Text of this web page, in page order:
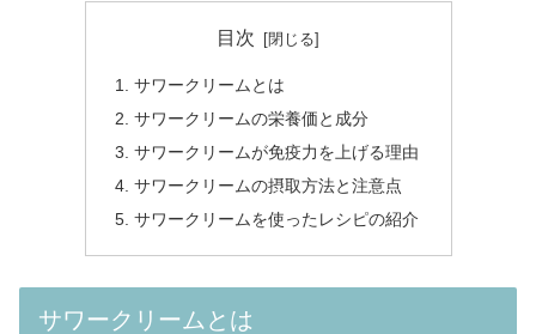
目次
サワークリームとは
サワークリームの栄養価と成分
サワークリームが免疫力を上げる理由
サワークリームの摂取方法と注意点
サワークリームを使ったレシピの紹介
サワークリームとは